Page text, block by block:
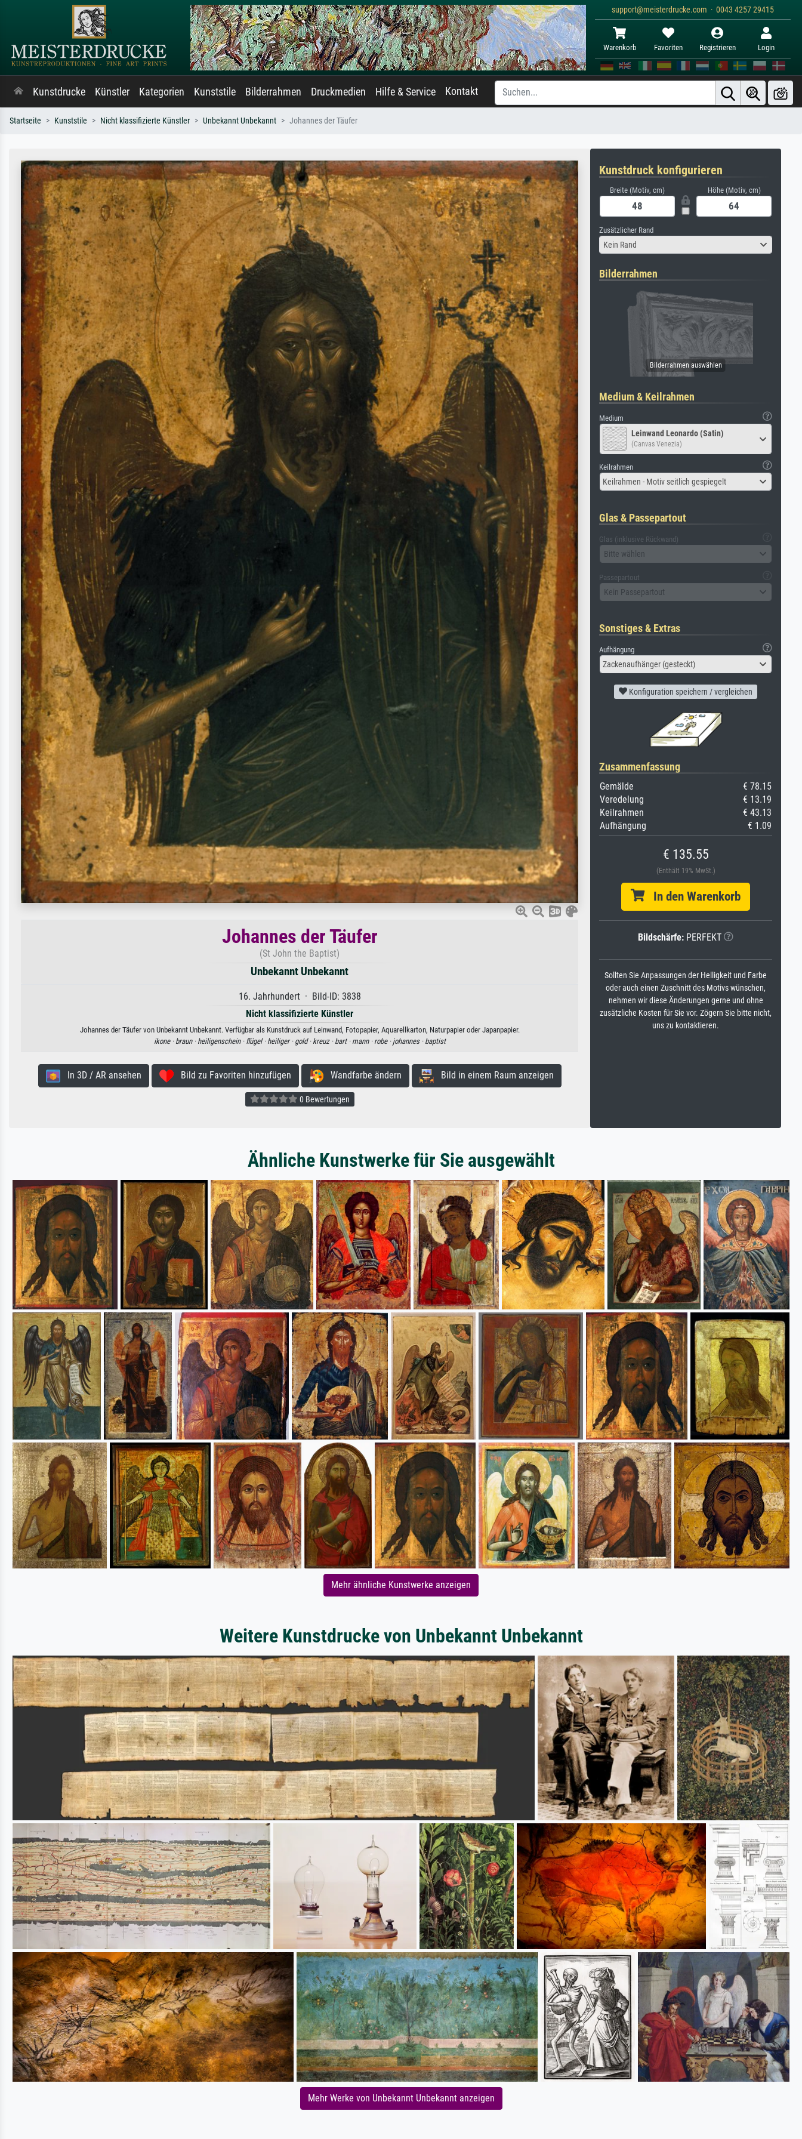
support@meisterdrucke.com · 0043 4257 29415
Warenkorb Favoriten Registrieren Login
Kunstdrucke Künstler Kategorien Kunststile Bilderrahmen Druckmedien Hilfe & Service Kontakt
Startseite Kunststile Nicht klassifizierte Künstler Unbekannt Unbekannt Johannes der Täufer
Johannes der Täufer
(St John the Baptist)
Unbekannt Unbekannt
16. Jahrhundert · Bild-ID: 3838
Nicht klassifizierte Künstler
Johannes der Täufer von Unbekannt Unbekannt. Verfügbar als Kunstdruck auf Leinwand, Fotopapier, Aquarellkarton, Naturpapier oder Japanpapier.
ikone · braun · heiligenschein · flügel · heiliger · gold · kreuz · bart · mann · robe · johannes · baptist
In 3D / AR ansehen Bild zu Favoriten hinzufügen Wandfarbe ändern Bild in einem Raum anzeigen
0 Bewertungen
Kunstdruck konfigurieren
Breite (Motiv, cm) Höhe (Motiv, cm)
Zusätzlicher Rand
Kein Rand
Bilderrahmen
Medium & Keilrahmen
Medium
Leinwand Leonardo (Satin)
(Canvas Venezia)
Keilrahmen
Keilrahmen - Motiv seitlich gespiegelt
Glas & Passepartout
Glas (inklusive Rückwand)
Bitte wählen
Passepartout
Kein Passepartout
Sonstiges & Extras
Aufhängung
Zackenaufhänger (gesteckt)
Konfiguration speichern / vergleichen
Zusammenfassung
Gemälde
€ 78.15
Veredelung
€ 13.19
Keilrahmen
€ 43.13
Aufhängung
€ 1.09
€ 135.55
(Enthält 19% MwSt.)
In den Warenkorb
Bildschärfe: PERFEKT
Sollten Sie Anpassungen der Helligkeit und Farbe
oder auch einen Zuschnitt des Motivs wünschen,
nehmen wir diese Änderungen gerne und ohne
zusätzliche Kosten für Sie vor. Zögern Sie bitte nicht,
uns zu kontaktieren.
Ähnliche Kunstwerke für Sie ausgewählt
Mehr ähnliche Kunstwerke anzeigen
Weitere Kunstdrucke von Unbekannt Unbekannt
Mehr Werke von Unbekannt Unbekannt anzeigen